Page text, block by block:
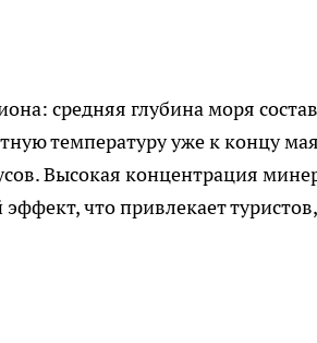
средняя глубина моря
температуру уже к концу
Высокая концентрация
что привлекает